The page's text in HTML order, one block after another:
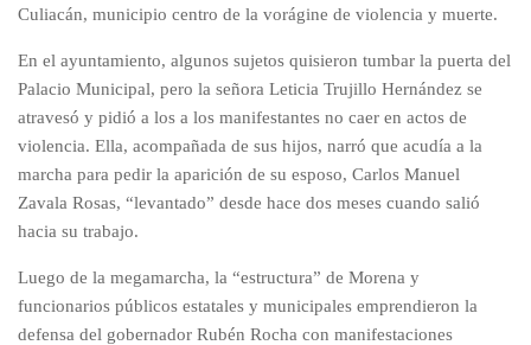
Culiacán, municipio centro de la vorágine de violencia y muerte.
En el ayuntamiento, algunos sujetos quisieron tumbar la puerta del
Palacio Municipal, pero la señora Leticia Trujillo Hernández se
atravesó y pidió a los a los manifestantes no caer en actos de
violencia. Ella, acompañada de sus hijos, narró que acudía a la
marcha para pedir la aparición de su esposo, Carlos Manuel
Zavala Rosas, “levantado” desde hace dos meses cuando salió
hacia su trabajo.
Luego de la megamarcha, la “estructura” de Morena y
funcionarios públicos estatales y municipales emprendieron la
defensa del gobernador Rubén Rocha con manifestaciones